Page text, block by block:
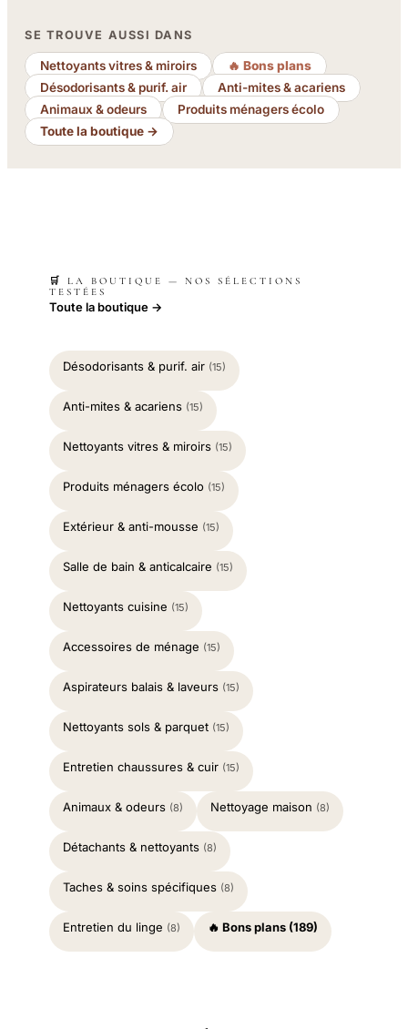
SE TROUVE AUSSI DANS
Nettoyants vitres & miroirs
🔥 Bons plans
Désodorisants & purif. air
Anti-mites & acariens
Animaux & odeurs
Produits ménagers écolo
Toute la boutique →
🛒 LA BOUTIQUE — NOS SÉLECTIONS
TESTÉES
Toute la boutique →
Désodorisants & purif. air (15)
Anti-mites & acariens (15)
Nettoyants vitres & miroirs (15)
Produits ménagers écolo (15)
Extérieur & anti-mousse (15)
Salle de bain & anticalcaire (15)
Nettoyants cuisine (15)
Accessoires de ménage (15)
Aspirateurs balais & laveurs (15)
Nettoyants sols & parquet (15)
Entretien chaussures & cuir (15)
Animaux & odeurs (8) Nettoyage maison (8)
Détachants & nettoyants (8)
Taches & soins spécifiques (8)
Entretien du linge (8) 🔥 Bons plans (189)